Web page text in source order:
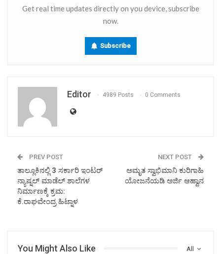
Get real time updates directly on you device, subscribe
now.
Subscribe
Editor 4989 Posts 0 Comments
PREV POST
ತಾಲ್ಲೂಕಿನಲ್ಲಿ 3 ಸರ್ಕಾರಿ ಇಂಟರ್
ನ್ಯಾಷ್ನಲ್ ಮಾಡೆಲ್ ಶಾಲೆಗಳ
ನಿರ್ಮಾಣಕ್ಕೆ ಕ್ರಮ:
ಕೆ.ರಾಘವೇಂದ್ರ ಹಿಟ್ನಾಳ
NEXT POST
ಅಮೃತ ಸ್ವಾಭಿಮಾನಿ ಕುರಿಗಾಹಿ
ಯೋಜನೆಯಡಿ ಅರ್ಜಿ ಆಹ್ವಾನ
All
You Might Also Like